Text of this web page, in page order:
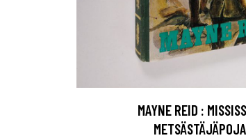
MAYNE REID :